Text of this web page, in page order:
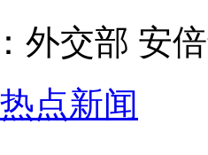
努克
交部 安倍
热点新闻